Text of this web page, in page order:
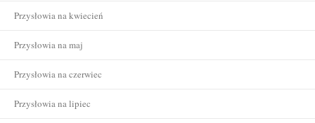
Przysłowia na kwiecień
Przysłowia na maj
Przysłowia na czerwiec
Przysłowia na lipiec